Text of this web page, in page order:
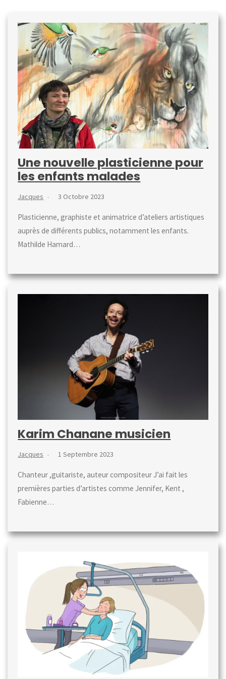
Une nouvelle plasticienne pour
les enfants malades
Jacques 3 Octobre 2023
Plasticienne, graphiste et animatrice d’ateliers artistiques
auprès de différents publics, notamment les enfants.
Mathilde Hamard…
Karim Chanane musicien
Jacques 1 Septembre 2023
Chanteur ,guitariste, auteur compositeur J’ai fait les
premières parties d’artistes comme Jennifer, Kent ,
Fabienne…